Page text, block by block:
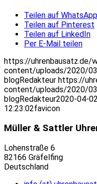
Teilen auf WhatsApp
Teilen auf Pinterest
Teilen auf LinkedIn
Per E-Mail teilen
https://uhrenbausatz.de/
content/uploads/2020/
blogRedakteur https://
content/uploads/2020/
blogRedakteur2020-04-
12:23:02favicon
Müller & Sattler
Lohenstraße 6
82166 Gräfelfing
Deutschland